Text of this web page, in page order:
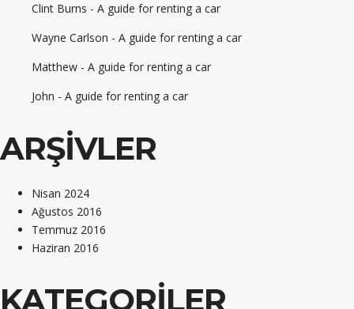
Clint Burns - A guide for renting a car
Wayne Carlson - A guide for renting a car
Matthew - A guide for renting a car
John - A guide for renting a car
ARŞIVLER
Nisan 2024
Ağustos 2016
Temmuz 2016
Haziran 2016
KATEGORILER